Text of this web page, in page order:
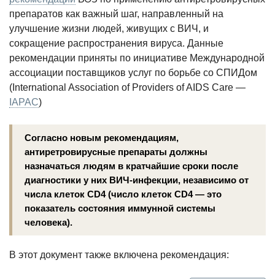
препаратов как важный шаг, направленный на
улучшение жизни людей, живущих с ВИЧ, и
сокращение распространения вируса. Данные
рекомендации приняты по инициативе Международной
ассоциации поставщиков услуг по борьбе со СПИДом
(International Association of Providers of AIDS Care —
IAPAC)
Согласно новым рекомендациям,
антиретровирусные препараты должны
назначаться людям в кратчайшие сроки после
диагностики у них ВИЧ-инфекции, независимо от
числа клеток CD4 (число клеток CD4 — это
показатель состояния иммунной системы
человека).
В этот документ также включена рекомендация: